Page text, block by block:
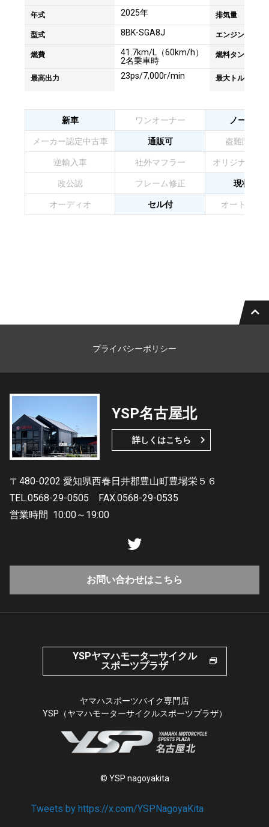
年式 2025年 排気量
型式 8BK-SGA8J エンジンタイプ
燃費
41.7km/L（60km/h）
2名乗車時
燃料タンク容量
最高出力 23ps/7,000r/min 最大トルク
新車 ワンオーナー ノーマル
メーカー認定中古車 通販可 盗難防止装
逆輸入車 社外マフラー オリジナルペ
改公認 フレーム修正 現状販売
オーディオ セル付 オートマチ
プライバシーポリシー
YSP名古屋北
詳しくはこちら
〒480-0202 愛知県西春日井郡豊山町豊場栄５６
TEL.0568-29-0505
FAX.0568-29-0535
営業時間 10:00～19:00
お問い合わせはこちら
YSPヤマハモーターサイクル
スポーツプラザ
ヤマハスポーツバイク専門店
YSP（ヤマハモーターサイクルスポーツプラザ）
© YSP nagoyakita
Tweets by https://x.com/YSPNagoyaKita